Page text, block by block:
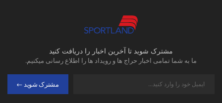
مشترک شوید تا آخرین اخبار را دریافت کنید
ما به شما تمامی اخبار حراج ها و رویداد ها را اطلاع رسانی میکنیم.
مشترک شوید